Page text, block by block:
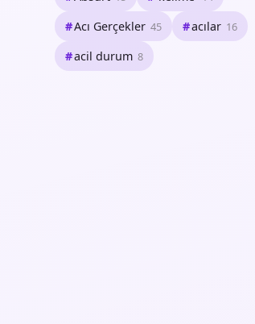
Acı Gerçekler 45 acılar 16
acil durum 8